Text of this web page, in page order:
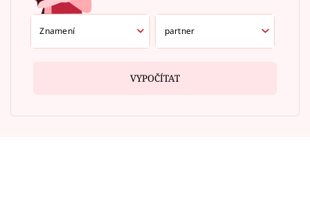
VYPOČÍTAT